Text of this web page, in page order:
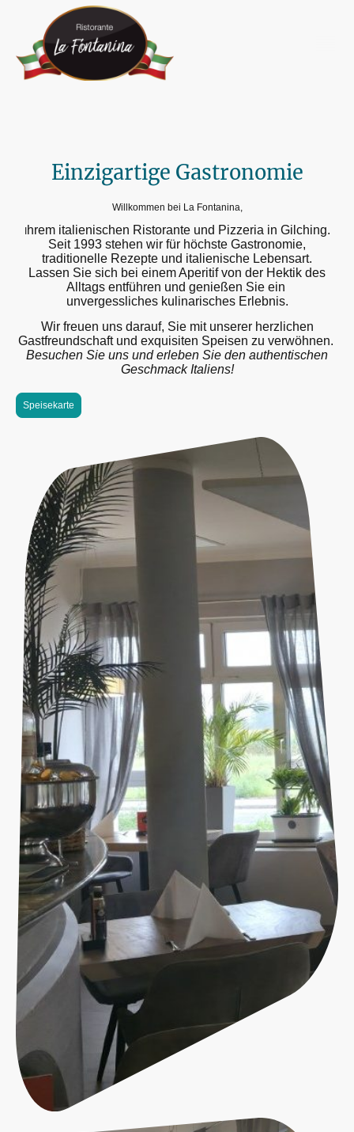
Einzigartige Gastronomie
Willkommen bei La Fontanina,
Ihrem italienischen Ristorante und Pizzeria in Gilching.
Seit 1993 stehen wir für höchste Gastronomie,
traditionelle Rezepte und italienische Lebensart.
Lassen Sie sich bei einem Aperitif von der Hektik des
Alltags entführen und genießen Sie ein
unvergessliches kulinarisches Erlebnis.
Wir freuen uns darauf, Sie mit unserer herzlichen
Gastfreundschaft und exquisiten Speisen zu verwöhnen.
Besuchen Sie uns und erleben Sie den authentischen
Geschmack Italiens!
Speisekarte